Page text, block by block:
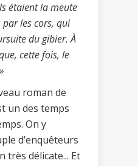
étaient la meute
les cors, qui
du gibier. À
cette fois, le
roman de
un des temps
On y
d’enquêteurs
très délicate... Et